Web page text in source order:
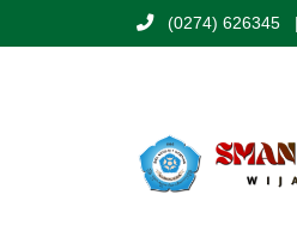
(0274) 626345 |